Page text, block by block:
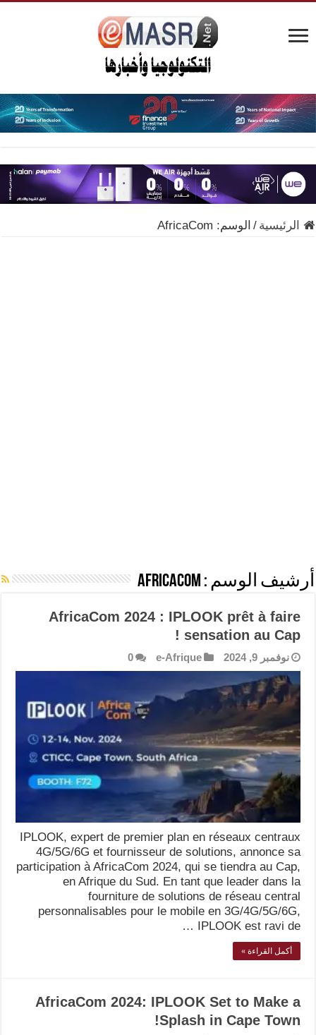
الرئيسية / الوسم: AfricaCom
أرشيف الوسم : AfricaCom
AfricaCom 2024 : IPLOOK prêt à faire
sensation au Cap !
نوفمبر 9, 2024 e-Afrique
0
IPLOOK, expert de premier plan en réseaux centraux
4G/5G/6G et fournisseur de solutions, annonce sa
participation à AfricaCom 2024, qui se tiendra au Cap,
en Afrique du Sud. En tant que leader dans la
fourniture de solutions de réseau central
personnalisables pour le mobile en 3G/4G/5G/6G,
IPLOOK est ravi de …
أكمل القراءة »
AfricaCom 2024: IPLOOK Set to Make a
Splash in Cape Town!